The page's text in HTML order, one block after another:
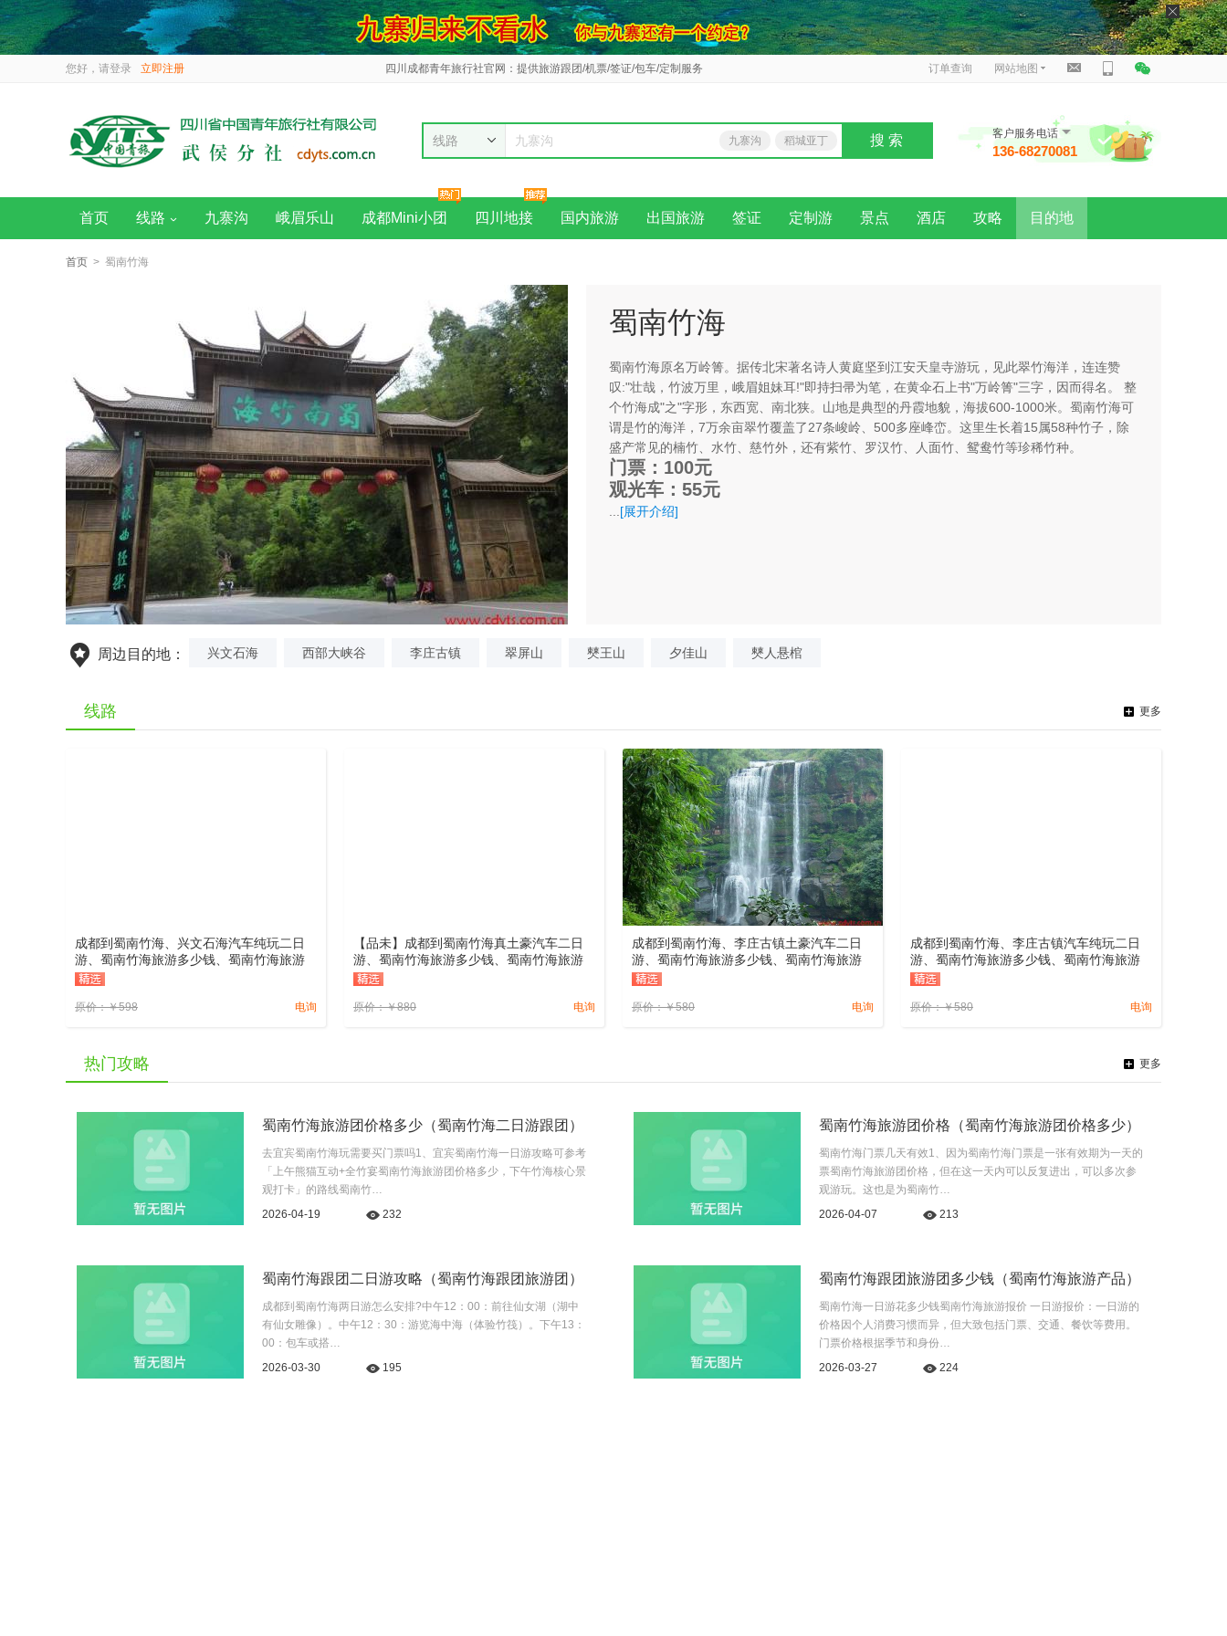
您好，请登录 立即注册 四川成都青年旅行社官网：提供旅游跟团/机票/签证/包车/定制服务 订单查询 网站地图
线路 搜 索
九寨沟
稻城亚丁
新马泰
客户服务电话
136-68270081
首页 线路 九寨沟 峨眉乐山 成都Mini小团 四川地接 国内旅游 出国旅游 签证 定制游 景点 酒店 攻略 目的地
首页 > 蜀南竹海
蜀南竹海
蜀南竹海原名万岭箐。据传北宋著名诗人黄庭坚到江安天皇寺游玩，见此翠竹海洋，连连赞
叹:"壮哉，竹波万里，峨眉姐妹耳!"即持扫帚为笔，在黄伞石上书"万岭箐"三字，因而得名。 整
个竹海成"之"字形，东西宽、南北狭。山地是典型的丹霞地貌，海拔600-1000米。蜀南竹海可
谓是竹的海洋，7万余亩翠竹覆盖了27条峻岭、500多座峰峦。这里生长着15属58种竹子，除
盛产常见的楠竹、水竹、慈竹外，还有紫竹、罗汉竹、人面竹、鸳鸯竹等珍稀竹种。
​门票：100元
​观光车：55元
[展开介绍]
周边目的地： 兴文石海 西部大峡谷 李庄古镇 翠屏山 僰王山 夕佳山 僰人悬棺
线路 更多
成都到蜀南竹海、兴文石海汽车纯玩二日
游、蜀南竹海旅游多少钱、蜀南竹海旅游
线路报价
原价：￥598 电询
【品未】成都到蜀南竹海真土豪汽车二日
游、蜀南竹海旅游多少钱、蜀南竹海旅游
线路报价
原价：￥880 电询
成都到蜀南竹海、李庄古镇土豪汽车二日
游、蜀南竹海旅游多少钱、蜀南竹海旅游
线路报价
原价：￥580 电询
成都到蜀南竹海、李庄古镇汽车纯玩二日
游、蜀南竹海旅游多少钱、蜀南竹海旅游
线路报价
原价：￥580 电询
热门攻略 更多
蜀南竹海旅游团价格多少（蜀南竹海二日游跟团）
去宜宾蜀南竹海玩需要买门票吗1、宜宾蜀南竹海一日游攻略可参考
「上午熊猫互动+全竹宴蜀南竹海旅游团价格多少，下午竹海核心景
观打卡」的路线蜀南竹…
2026-04-19
232
蜀南竹海旅游团价格（蜀南竹海旅游团价格多少）
蜀南竹海门票几天有效1、因为蜀南竹海门票是一张有效期为一天的
票蜀南竹海旅游团价格，但在这一天内可以反复进出，可以多次参
观游玩。这也是为蜀南竹…
2026-04-07
213
蜀南竹海跟团二日游攻略（蜀南竹海跟团旅游团）
成都到蜀南竹海两日游怎么安排?中午12：00：前往仙女湖（湖中
有仙女雕像）。中午12：30：游览海中海（体验竹筏）。下午13：
00：包车或搭…
2026-03-30
195
蜀南竹海跟团旅游团多少钱（蜀南竹海旅游产品）
蜀南竹海一日游花多少钱蜀南竹海旅游报价 一日游报价：一日游的
价格因个人消费习惯而异，但大致包括门票、交通、餐饮等费用。
门票价格根据季节和身份…
2026-03-27
224